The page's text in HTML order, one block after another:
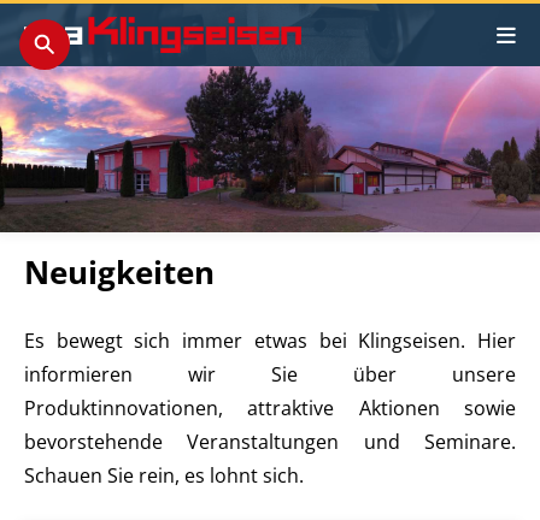
Neuigkeiten
Es bewegt sich immer etwas bei Klingseisen. Hier
informieren wir Sie über unsere
Produktinnovationen, attraktive Aktionen sowie
bevorstehende Veranstaltungen und Seminare.
Schauen Sie rein, es lohnt sich.